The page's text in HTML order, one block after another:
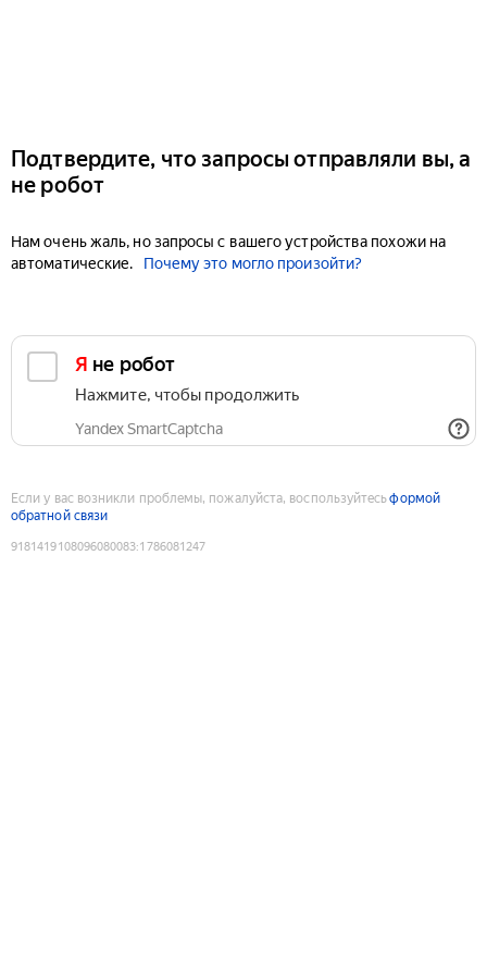
Подтвердите, что запросы отправляли вы, а
не робот
Нам очень жаль, но запросы с вашего устройства похожи на
автоматические.
Почему это могло произойти?
Я не робот
Нажмите, чтобы продолжить
Yandex SmartCaptcha
Если у вас возникли проблемы, пожалуйста, воспользуйтесьформой
обратной связи
9181419108096080083:1786081247